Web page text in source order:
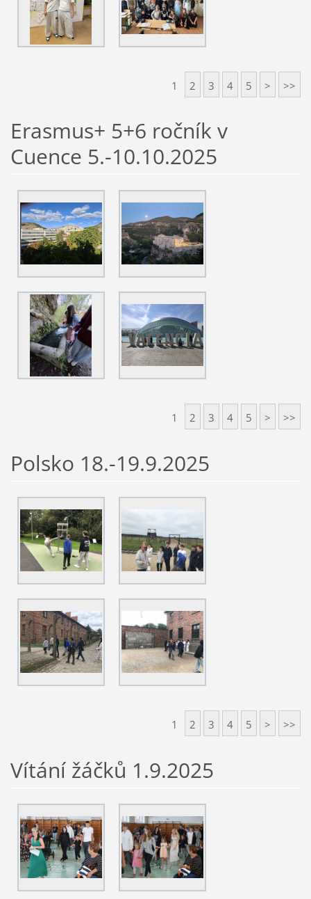
1 2 3 4 5 > >>
Erasmus+ 5+6 ročník v
Cuence 5.-10.10.2025
1 2 3 4 5 > >>
Polsko 18.-19.9.2025
1 2 3 4 5 > >>
Vítání žáčků 1.9.2025